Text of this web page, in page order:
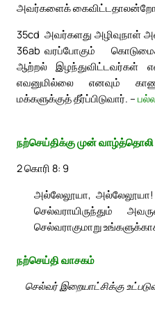
அவர்களைக்
35cd அவர்களது அழிவுநாள்
வரப்போகும்
36ab
ஆற்றல் இழந்துவிட்டவர்கள்
எவனுமில்லை எனவும்
மக்களுக்குத் தீர்ப்பிடுவார். –
நற்செய்திக்கு முன் வாழ்த்தொலி
2 கொரி 8: 9
அல்லேலூயா,
செல்வராயிருந்தும்
செல்வராகுமாறு
நற்செய்தி வாசகம்
செல்வர் இறையாட்சிக்கு